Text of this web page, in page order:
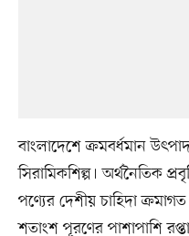
বাংলাদেশে ক্রমবর্ধমান
সিরামিকশিল্প। অর্থনৈতিক
পণ্যের দেশীয় চাহিদা
শতাংশ পূরণের পাশাপাশি